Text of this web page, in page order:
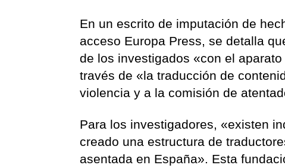
En un escrito de imputación de
acceso Europa Press, se detalla
de los investigados «con el
través de «la traducción de
violencia y a la comisión de
Para los investigadores, «existen
creado una estructura de
asentada en España». Esta